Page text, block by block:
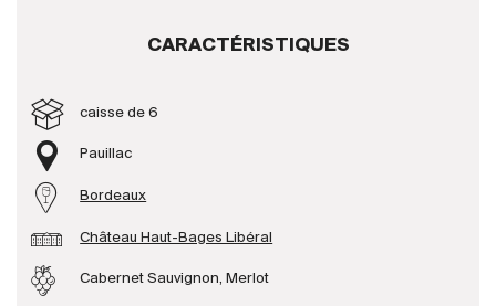
Aller à
L'entreprise
Actualités
E-Catalogue
CARACTÉRISTIQUES
caisse de 6
Pauillac
Bordeaux
Château Haut-Bages Libéral
Cabernet Sauvignon, Merlot